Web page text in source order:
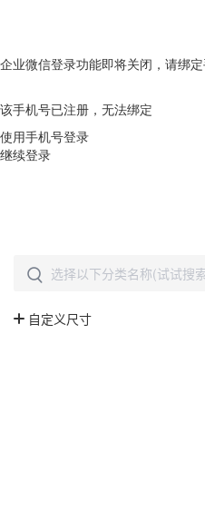
企业微信登录功能即将关闭，请绑
该手机号已注册，无法绑定
使用手机号登录
继续登录